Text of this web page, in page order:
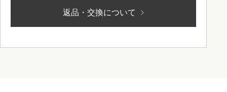
返品・交換について